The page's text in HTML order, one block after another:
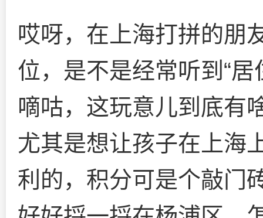
哎呀，在上海打拼的朋
位，是不是经常听到“
嘀咕，这玩意儿到底有
尤其是想让孩子在上海
利的，积分可是个敲门